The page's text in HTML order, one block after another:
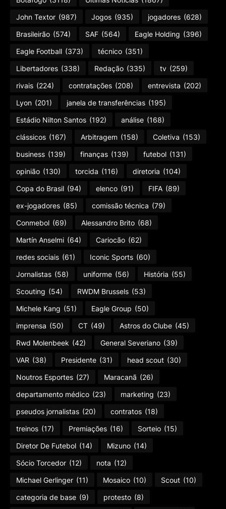
John Textor (987) Jogos (935) jogadores (628)
Brasileirão (574) SAF (564) Eagle Holding (396)
Eagle Football (373) técnico (351)
Libertadores (338) Redação (335) tv (259)
rivais (224) contratações (208) entrevista (202)
Lyon (201) janela de transferências (195)
Estádio Nilton Santos (192) análise (168)
clássicos (167) Arbitragem (158) Coletiva (153)
business (139) finanças (139) futebol (131)
opinião (130) torcida (116) diretoria (104)
Copa do Brasil (94) elenco (91) FIFA (89)
ex-jogadores (85) comissão técnica (79)
Conmebol (69) Alessandro Brito (68)
Martín Anselmi (64) Cariocão (62)
redes sociais (61) Iconic Sports (60)
Jornalistas (58) uniforme (56) História (55)
Scouting (54) RWDM Brussels (53)
Michele Kang (51) Eagle Group (50)
imprensa (50) CT (49) Astros do Clube (45)
Rwd Molenbeek (42) General Severiano (39)
VAR (38) Presidente (31) head scout (30)
Noutros Esportes (27) Maracanã (26)
departamento médico (23) marketing (23)
pseudos jornalistas (20) contratos (18)
treinos (17) Premiações (16) Sorteio (15)
Diretor De Futebol (14) Mizuno (14)
Sócio Torcedor (12) nota (12)
Michael Gerlinger (11) Mosaico (10) Scout (10)
categoria de base (9) protesto (8)